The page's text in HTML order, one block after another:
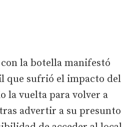
la botella manifestó
que sufrió el impacto del
la vuelta para volver a
advertir a su presunto